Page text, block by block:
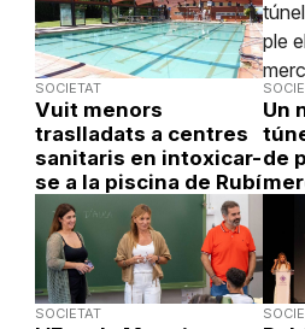
SOCIETAT
Vuit menors
traslladats a centres
sanitaris en intoxicar-
se a la piscina de Rubí
Un
de
SOCIETAT